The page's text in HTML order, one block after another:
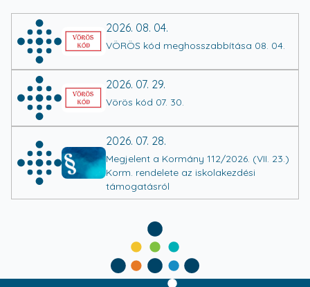
2026. 08. 04.
VÖRÖS kód meghosszabbítása 08. 04.
2026. 07. 29.
Vörös kód 07. 30.
2026. 07. 28.
Megjelent a Kormány 112/2026. (VII. 23.)
Korm. rendelete az iskolakezdési
támogatásról